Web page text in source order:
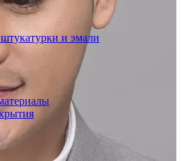
и эмали